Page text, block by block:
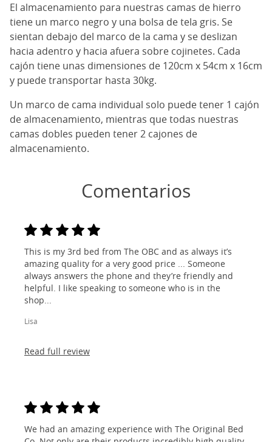
El almacenamiento para nuestras camas de hierro
tiene un marco negro y una bolsa de tela gris. Se
sientan debajo del marco de la cama y se deslizan
hacia adentro y hacia afuera sobre cojinetes. Cada
cajón tiene unas dimensiones de 120cm x 54cm x 16cm
y puede transportar hasta 30kg.
Un marco de cama individual solo puede tener 1 cajón
de almacenamiento, mientras que todas nuestras
camas dobles pueden tener 2 cajones de
almacenamiento.
Comentarios
This is my 3rd bed from The OBC and as always it’s
amazing quality for a very good price ... Someone
always answers the phone and they’re friendly and
helpful. I like speaking to someone who is in the
shop...
Lisa
Read full review
We had an amazing experience with The Original Bed